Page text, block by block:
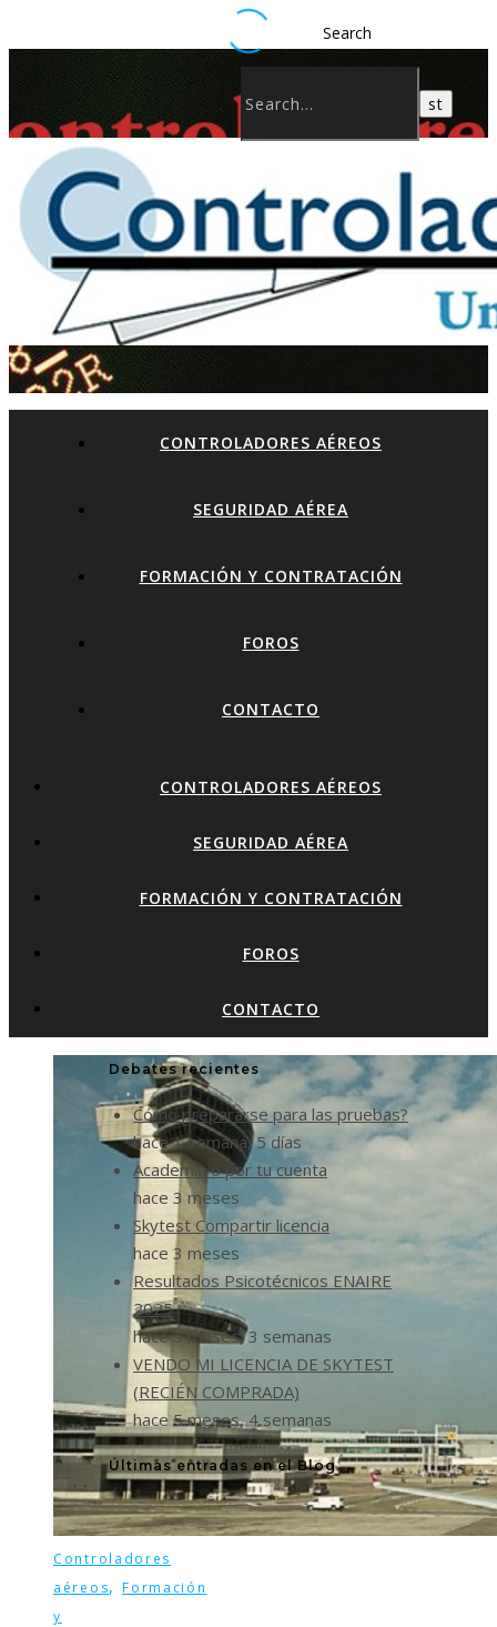
Search
CONTROLADORES AÉREOS
SEGURIDAD AÉREA
FORMACIÓN Y CONTRATACIÓN
FOROS
CONTACTO
CONTROLADORES AÉREOS
SEGURIDAD AÉREA
FORMACIÓN Y CONTRATACIÓN
FOROS
CONTACTO
Controladores
aéreos,Formación
y
Debates recientes
Cómo prepararse para las pruebas?
hace 1 semana, 5 días
Academia o por tu cuenta
hace 3 meses
Skytest Compartir licencia
hace 3 meses
Resultados Psicotécnicos ENAIRE
2025
hace 5 meses, 3 semanas
VENDO MI LICENCIA DE SKYTEST
(RECIÉN COMPRADA)
hace 5 meses, 4 semanas
Últimas entradas en el Blog